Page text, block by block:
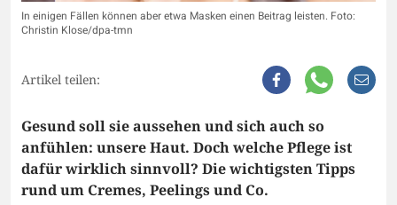
In einigen Fällen können aber etwa Masken einen Beitrag leisten. Foto:
Christin Klose/dpa-tmn
Artikel teilen:
Gesund soll sie aussehen und sich auch so
anfühlen: unsere Haut. Doch welche Pflege ist
dafür wirklich sinnvoll? Die wichtigsten Tipps
rund um Cremes, Peelings und Co.